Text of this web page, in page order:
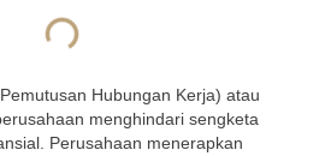
Hubungan Kerja) atau
menghindari sengketa
Perusahaan menerapkan